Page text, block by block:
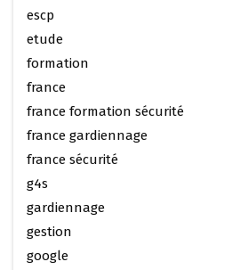
escp
etude
formation
france
france formation sécurité
france gardiennage
france sécurité
g4s
gardiennage
gestion
google